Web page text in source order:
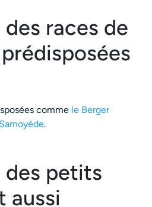
races de
comme le Berger
.
des petits
aussi